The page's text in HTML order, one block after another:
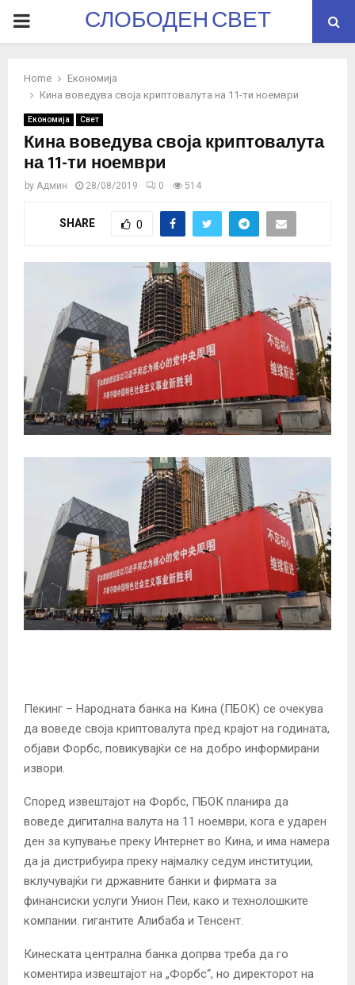
PRIMARYСЛОБОДЕН СВЕТ
Home
Економија
Кина воведува своја криптовалута на 11-ти ноември
Економија Свет
Кина воведува своја криптовалута
на 11-ти ноември
by Админ 28/08/2019 0 514
SHARE 0
Пекинг – Народната банка на Кина (ПБОК) се очекува
да воведе своја криптовалута пред крајот на годината,
објави Форбс, повикувајќи се на добро информирани
извори.
Според извештајот на Форбс, ПБОК планира да
воведе дигитална валута на 11 ноември, кога е ударен
ден за купување преку Интернет во Кина, и има намера
да ја дистрибуира преку најмалку седум институции,
вклучувајќи ги државните банки и фирмата за
финансиски услуги Унион Пеи, како и технолошките
компании. гигантите Алибаба и Тенсент.
Кинеската централна банка допрва треба да го
коментира извештајот на „Форбс“, но директорот на